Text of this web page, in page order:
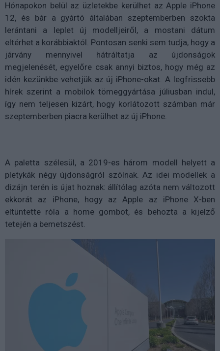
Hónapokon belül az üzletekbe kerülhet az Apple iPhone
12, és bár a gyártó általában szeptemberben szokta
lerántani a leplet új modelljeiről, a mostani dátum
eltérhet a korábbiaktól. Pontosan senki sem tudja, hogy a
járvány mennyivel hátráltatja az újdonságok
megjelenését, egyelőre csak annyi biztos, hogy még az
idén kezünkbe vehetjük az új iPhone-okat. A legfrissebb
hírek szerint a mobilok tömeggyártása júliusban indul,
így nem teljesen kizárt, hogy korlátozott számban már
szeptemberben piacra kerülhet az új iPhone.
A paletta szélesül, a 2019-es három modell helyett a
pletykák négy újdonságról szólnak. Az idei modellek a
dizájn terén is újat hoznak: állítólag azóta nem változott
ekkorát az iPhone, hogy az Apple az iPhone X-ben
eltüntette róla a home gombot, és behozta a kijelző
tetején a bemetszést.